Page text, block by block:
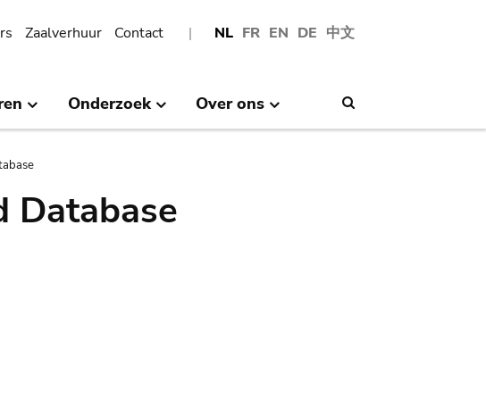
NL FR EN DE 中文
Zaalverhuur Contact
Onderzoek Over ons
Database